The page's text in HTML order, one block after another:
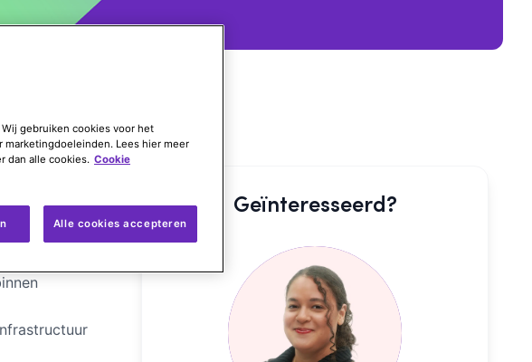
In deze
Geïnteresseerd?
gebruiken cookies voor het
marketingdoeleinden. Lees hier meer
dan alle cookies. Cookie
Alle cookies accepteren